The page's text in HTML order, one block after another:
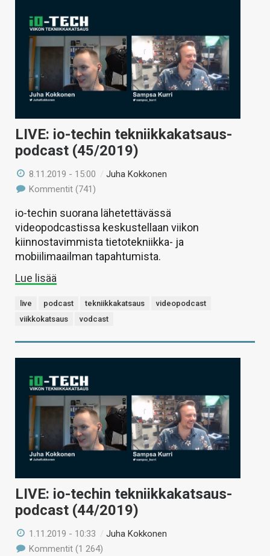
LIVE: io-techin tekniikkakatsaus-
podcast (45/2019)
8.11.2019 - 15:00 /Juha Kokkonen
Kommentit (741)
io-techin suorana lähetettävässä
videopodcastissa keskustellaan viikon
kiinnostavimmista tietotekniikka- ja
mobiilimaailman tapahtumista.
Lue lisää
live podcast tekniikkakatsaus
videopodcast
viikkokatsaus
vodcast
LIVE: io-techin tekniikkakatsaus-
podcast (44/2019)
1.11.2019 - 10:33 /Juha Kokkonen
Kommentit (1 264)